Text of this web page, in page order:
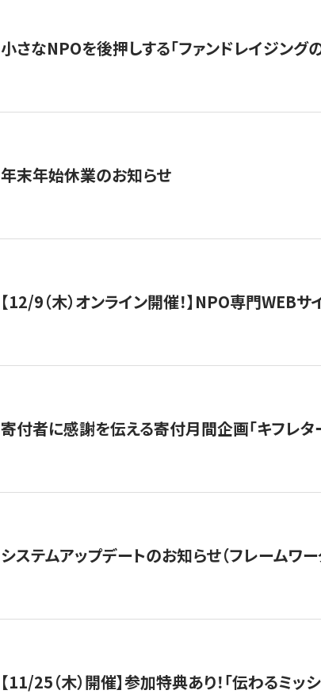
小さなNPOを後押しする「ファンドレイジング
年末年始休業のお知らせ
【12/9（木）オンライン開催！】NPO専門WEB
寄付者に感謝を伝える寄付月間企画「キフレ
システムアップデートのお知らせ（フレームワー
【11/25（木）開催】参加特典あり！「伝わるミ